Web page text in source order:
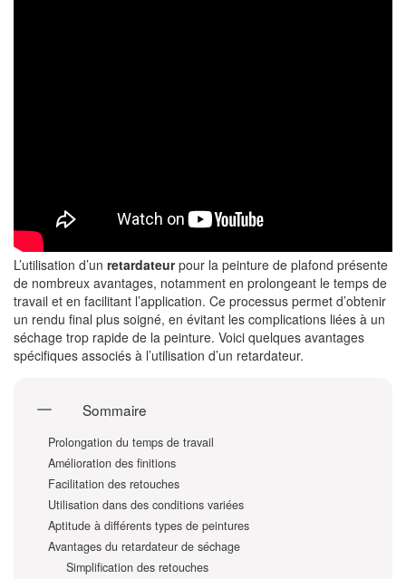
L’utilisation d’un retardateurpour la peinture de plafond présente
de nombreux avantages, notamment en prolongeant le temps de
travail et en facilitant l’application. Ce processus permet d’obtenir
un rendu final plus soigné, en évitant les complications liées à un
séchage trop rapide de la peinture. Voici quelques avantages
spécifiques associés à l’utilisation d’un retardateur.
Sommaire
Prolongation du temps de travail
Amélioration des finitions
Facilitation des retouches
Utilisation dans des conditions variées
Aptitude à différents types de peintures
Avantages du retardateur de séchage
Simplification des retouches